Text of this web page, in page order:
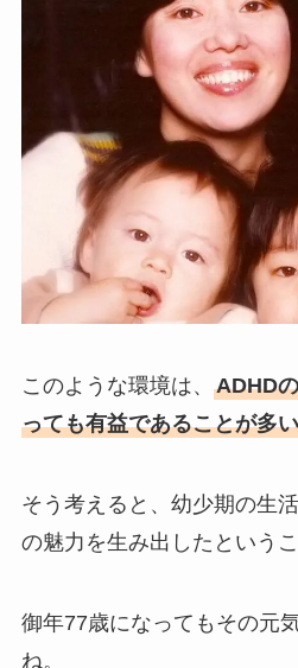
このような環境は、 ADHD
っても有益であることが多
そう考えると、幼少期の生
の魅力を生み出したというこ
御年77歳になってもその元
ね。